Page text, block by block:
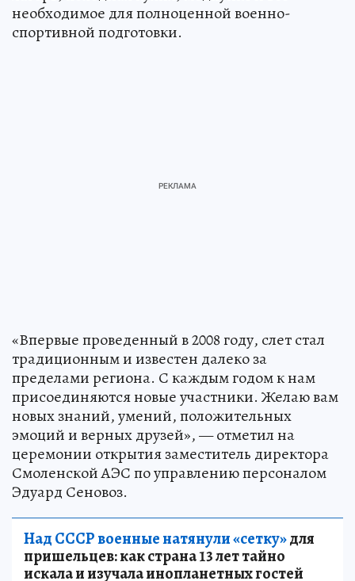
необходимое для полноценной военно-
спортивной подготовки.
«Впервые проведенный в 2008 году, слет стал
традиционным и известен далеко за
пределами региона. С каждым годом к нам
присоединяются новые участники. Желаю вам
новых знаний, умений, положительных
эмоций и верных друзей», — отметил на
церемонии открытия заместитель директора
Смоленской АЭС по управлению персоналом
Эдуард Сеновоз.
Над СССР военные натянули «сетку»для
пришельцев: как страна 13 лет тайно
искала и изучала инопланетных гостей